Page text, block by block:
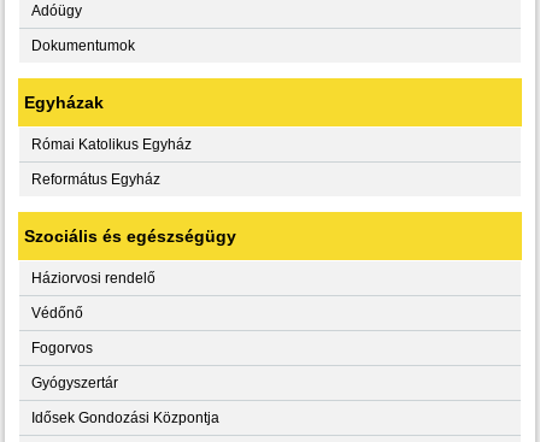
Adóügy
Dokumentumok
Egyházak
Római Katolikus Egyház
Református Egyház
Szociális és egészségügy
Háziorvosi rendelő
Védőnő
Fogorvos
Gyógyszertár
Idősek Gondozási Központja